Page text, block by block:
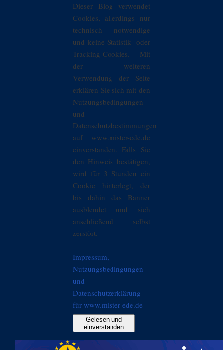
Dieser Blog verwendet
Cookies, allerdings nur
technisch notwendige
und keine Statistik- oder
Tracking-Cookies. Mit
der weiteren
Verwendung der Seite
erklären Sie sich mit den
Nutzungsbedingungen
und
Datenschutzbestimmungen
auf www.mister-ede.de
einverstanden. Falls Sie
den Hinweis bestätigen,
wird für 3 Stunden ein
Cookie hinterlegt, der
bis dahin das Banner
ausblendet und sich
anschließend selbst
zerstört.
Impressum,
Nutzungsbedingungen
und
Datenschutzerklärung
für www.mister-ede.de
Gelesen und
einverstanden